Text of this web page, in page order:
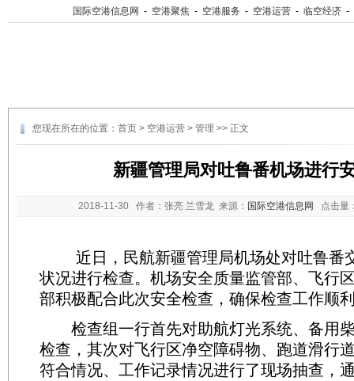
国际空港信息网 - 空港聚焦 - 空港服务 - 空港运营 - 临空经济 -
您现在所在的位置： 首页 > 空港运营 > 管理 >> 正文
新疆管理局对吐鲁番机场进行
2018-11-30 作者：张亮 兰雪龙 来源： 国际空港信息网 点击量
近日，民航新疆管理局机场处对吐鲁番
状况进行检查。机场安全质量监管部、飞行
部积极配合此次安全检查，确保检查工作顺
检查组一行首先对助航灯光系统、备用
检查，其次对飞行区净空障碍物、跑道滑行
符合情况、工作记录情况进行了现场抽查，